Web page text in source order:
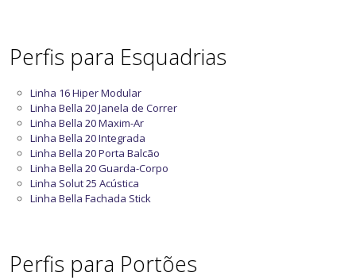
Perfis para Esquadrias
Linha 16 Hiper Modular
Linha Bella 20 Janela de Correr
Linha Bella 20 Maxim-Ar
Linha Bella 20 Integrada
Linha Bella 20 Porta Balcão
Linha Bella 20 Guarda-Corpo
Linha Solut 25 Acústica
Linha Bella Fachada Stick
Perfis para Portões